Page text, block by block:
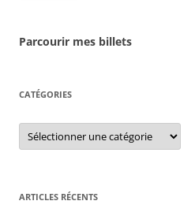
Parcourir mes billets
CATÉGORIES
Catégories
ARTICLES RÉCENTS